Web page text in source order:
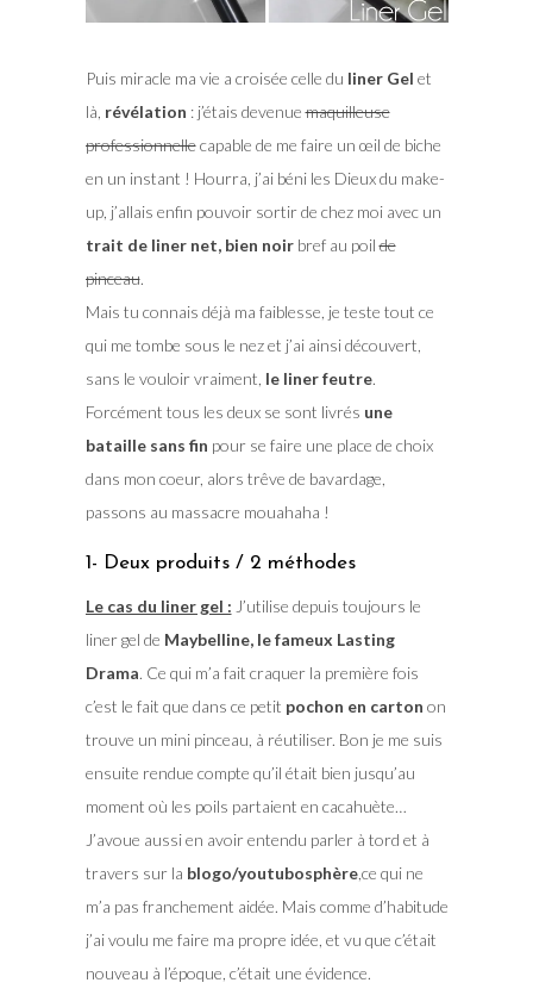
Puis miracle ma vie a croisée celle du liner Gel et
là, révélation : j’étais devenuemaquilleuse
professionnellecapable de me faire un œil de biche
en un instant ! Hourra, j’ai béni les Dieux du make-
up, j’allais enfin pouvoir sortir de chez moi avec un
trait de liner net, bien noirbref au poilde
pinceau.
Mais tu connais déjà ma faiblesse, je teste tout ce
qui me tombe sous le nez et j’ai ainsi découvert,
sans le vouloir vraiment, le liner feutre.
Forcément tous les deux se sont livrés une
bataille sans fin pour se faire une place de choix
dans mon coeur, alors trêve de bavardage,
passons au massacre mouahaha !
1- Deux produits / 2 méthodes
Le cas du liner gel : J’utilise depuis toujours le
liner gel de Maybelline, le fameux Lasting
Drama. Ce qui m’a fait craquer la première fois
c’est le fait que dans ce petit pochon en carton on
trouve un mini pinceau, à réutiliser. Bon je me suis
ensuite rendue compte qu’il était bien jusqu’au
moment où les poils partaient en cacahuète…
J’avoue aussi en avoir entendu parler à tord et à
travers sur la blogo/youtubosphère,ce qui ne
m’a pas franchement aidée. Mais comme d’habitude
j’ai voulu me faire ma propre idée, et vu que c’était
nouveau à l’époque, c’était une évidence.